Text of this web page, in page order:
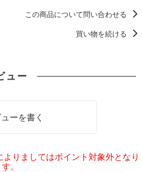
この商品について問い合わせる
買い物を続ける
ュー
ーを書く
りましてはポイント対象外となり
。